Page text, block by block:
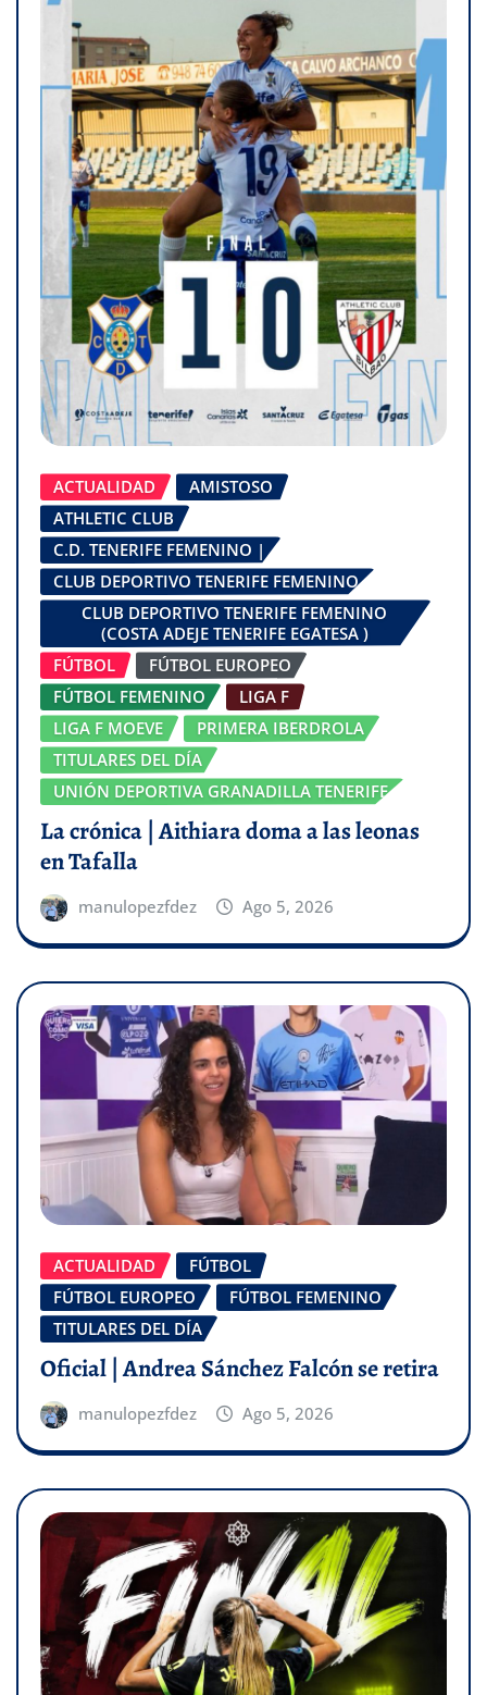
ACTUALIDAD
AMISTOSO
ATHLETIC CLUB
C.D. TENERIFE FEMENINO |
CLUB DEPORTIVO TENERIFE FEMENINO
CLUB DEPORTIVO TENERIFE FEMENINO
(COSTA ADEJE TENERIFE EGATESA )
FÚTBOL
FÚTBOL EUROPEO
FÚTBOL FEMENINO
LIGA F
LIGA F MOEVE
PRIMERA IBERDROLA
TITULARES DEL DÍA
UNIÓN DEPORTIVA GRANADILLA TENERIFE
La crónica | Aithiara doma a las leonas
en Tafalla
manulopezfdez Ago 5, 2026
ACTUALIDAD
FÚTBOL
FÚTBOL EUROPEO
FÚTBOL FEMENINO
TITULARES DEL DÍA
Oficial | Andrea Sánchez Falcón se retira
manulopezfdez Ago 5, 2026